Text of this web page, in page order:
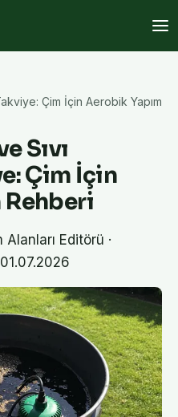
Çim İçin Aerobik Yapım
Sıvı
Çim İçin
Rehberi
Alanları Editörü ·